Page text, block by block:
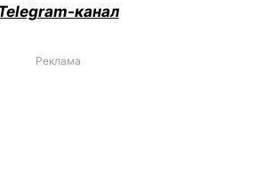
канал
Реклама